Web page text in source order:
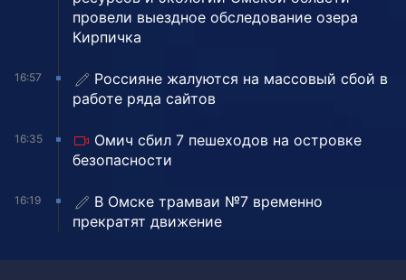
провели выездное обследование озера
Кирпичка
16:57
Россияне жалуются на массовый сбой в
работе ряда сайтов
16:35
Омич сбил 7 пешеходов на островке
безопасности
16:19
В Омске трамваи №7 временно
прекратят движение